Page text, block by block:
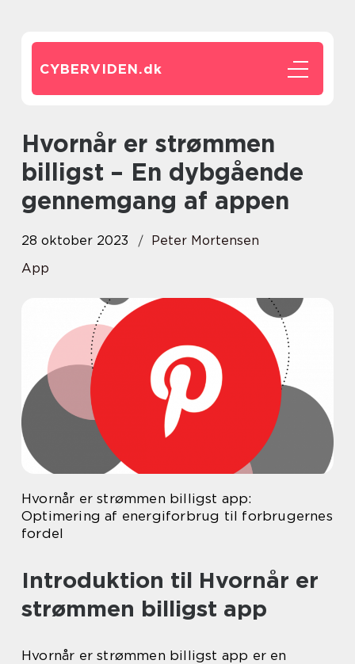
CYBERVIDEN.dk
Hvornår er strømmen
billigst – En dybgående
gennemgang af appen
28 oktober 2023
Peter Mortensen
App
Hvornår er strømmen billigst app:
Optimering af energiforbrug til forbrugernes
fordel
Introduktion til Hvornår er
strømmen billigst app
Hvornår er strømmen billigst app er en